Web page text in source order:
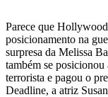
Parece que
posicionamento na
surpresa da Melissa
também se
terrorista e pagou o
Deadline, a atriz